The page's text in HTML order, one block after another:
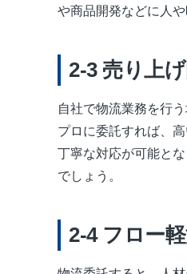
や商品開発などに人
売り上
自社で物流業務を行
プロに委託すれば、
丁寧な対応が可能と
でしょう。
フロー